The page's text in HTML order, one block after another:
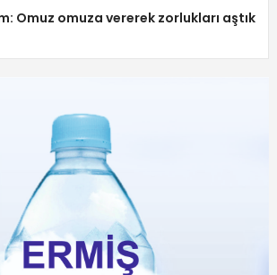
Omuz omuza vererek zorlukları aştık